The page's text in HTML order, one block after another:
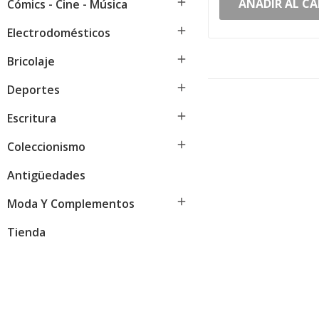
Cómics - Cine - Música
Electrodomésticos 
Bricolaje 
Deportes 
Escritura 
Coleccionismo 
Antigüedades
Moda Y Complementos

Tienda
AÑADIR AL